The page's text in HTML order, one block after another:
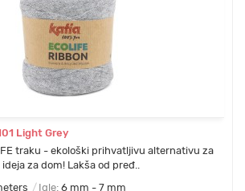
Light Grey
traku - ekološki prihvatljivu alternativu za
za dom! Lakša od pređ..
Igle: 6 mm - 7 mm